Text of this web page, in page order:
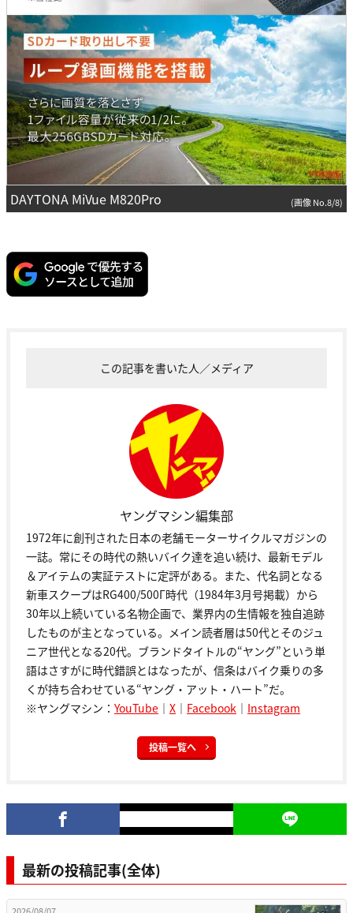
DAYTONA MiVue M820Pro (画像 No.8/8)
この記事を書いた人／メディア
ヤングマシン編集部
1972年に創刊された日本の老舗モーターサイクルマガジンの
一誌。常にその時代の熱いバイク達を追い続け、最新モデル
＆アイテムの実証テストに定評がある。また、代名詞となる
新車スクープはRG400/500Γ時代（1984年3月号掲載）から
30年以上続いている名物企画で、業界内の生情報を独自追跡
したものが主となっている。メイン読者層は50代とそのジュ
ニア世代となる20代。ブランドタイトルの“ヤング”という単
語はさすがに時代錯誤とはなったが、信条はバイク乗りの多
くが持ち合わせている“ヤング・アット・ハート”だ。
※ヤングマシン： YouTube ｜ X ｜ Facebook ｜ Instagram
投稿一覧へ
最新の投稿記事(全体)